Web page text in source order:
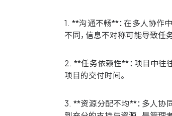
1. **沟通不畅**：在多人协作
不同，信息不对称可能导致任
2. **任务依赖性**：项目中往
项目的交付时间。
3. **资源分配不均**：多人协